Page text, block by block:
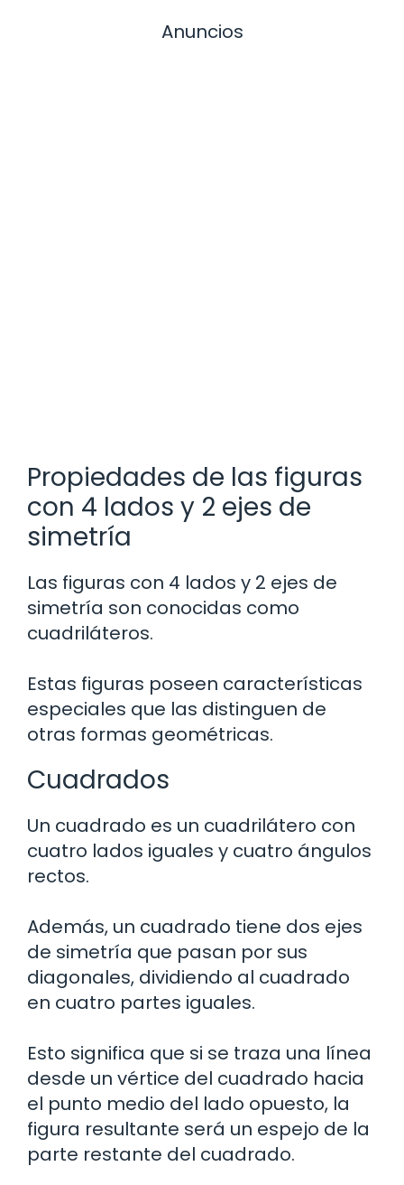
Anuncios
Propiedades de las figuras
con 4 lados y 2 ejes de
simetría
Las figuras con 4 lados y 2 ejes de
simetría son conocidas como
cuadriláteros.
Estas figuras poseen características
especiales que las distinguen de
otras formas geométricas.
Cuadrados
Un cuadrado es un cuadrilátero con
cuatro lados iguales y cuatro ángulos
rectos.
Además, un cuadrado tiene dos ejes
de simetría que pasan por sus
diagonales, dividiendo al cuadrado
en cuatro partes iguales.
Esto significa que si se traza una línea
desde un vértice del cuadrado hacia
el punto medio del lado opuesto, la
figura resultante será un espejo de la
parte restante del cuadrado.